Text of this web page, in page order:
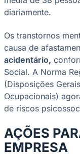
diariamente.
Os transtornos
causa de
acidentário,
Social. A Norma
(Disposições
Ocupacionais)
de riscos
AÇÕES
EMPRESA